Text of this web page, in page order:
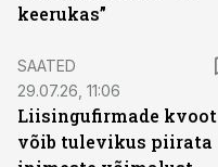
keerukas”
SAATED
29.07.26, 11:06
Liisingufirmade kvoot
võib tulevikus piirata